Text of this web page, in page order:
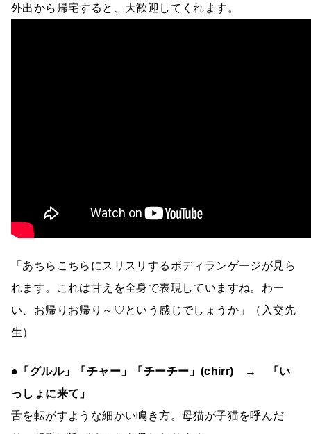
外出から帰宅すると、大歓迎してくれます。
「あちらこちらにスリスリするボディランゲージが見ら
れます。これは甘えを全身で表現していますね。わー
い、お帰りお帰り～♡という感じでしょうか」（入交先
生）
●「グルル」「チャー」「チーチー」(chirr) → 「い
っしょに来て」
舌を転がすような細かい鳴き方。母猫が子猫を呼んだ